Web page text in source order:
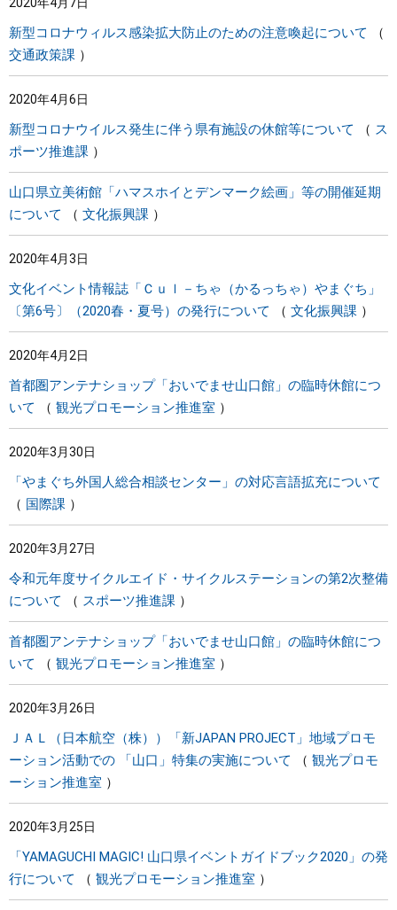
新型コロナウィルス感染拡大防止のための注意喚起について
交通政策課
2020年4月6日
新型コロナウイルス発生に伴う県有施設の休館等について
ス
ポーツ推進課
山口県立美術館「ハマスホイとデンマーク絵画」等の開催延期
について
文化振興課
2020年4月3日
文化イベント情報誌「Ｃｕｌ－ちゃ（かるっちゃ）やまぐち」
〔第6号〕（2020春・夏号）の発行について
文化振興課
2020年4月2日
首都圏アンテナショップ「おいでませ山口館」の臨時休館につ
いて
観光プロモーション推進室
2020年3月30日
「やまぐち外国人総合相談センター」の対応言語拡充について
国際課
2020年3月27日
令和元年度サイクルエイド・サイクルステーションの第2次整備
について
スポーツ推進課
首都圏アンテナショップ「おいでませ山口館」の臨時休館につ
いて
観光プロモーション推進室
2020年3月26日
ＪＡＬ（日本航空（株））「新JAPAN PROJECT」地域プロモ
ーション活動での 「山口」特集の実施について
観光プロモ
ーション推進室
2020年3月25日
「YAMAGUCHI MAGIC! 山口県イベントガイドブック2020」の発
行について
観光プロモーション推進室